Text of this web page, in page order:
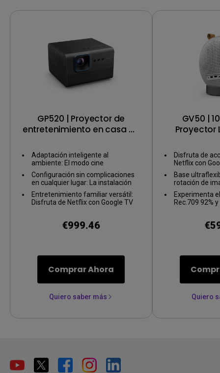
GP520 | Proyector de
entretenimiento en casa 4K
Google TV
Adaptación inteligente al
ambiente: El modo cine
automático ofrece visuales
perfectos, adaptándose a
cualquier entorno sin necesidad de
ajustar tu espacio.
Configuración sin complicaciones
en cualquier lugar: La instalación
flexible en múltiples ángulos y la
alineación inteligente de imagen
garantizan una pantalla grande
Entretenimiento familiar versátil:
Disfruta de Netflix con Google TV
€999.46
Comprar Ahora
Quiero saber más
GV50 |
Proyector
Disfruta de
Netflix con
Base
rotación de
automática
de visión
Experimenta
Rec.709 92%
Quiero